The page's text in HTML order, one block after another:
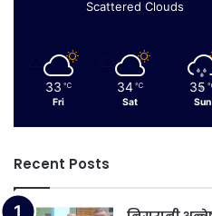
Scattered Clouds
33 ℃
Fri
34 ℃
Sat
35
Sun
Recent Posts